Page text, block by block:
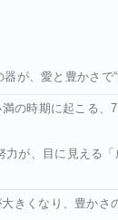
が、愛と豊かさで
満の時期に起こる、
力が、目に見える
大きくなり、豊かさ